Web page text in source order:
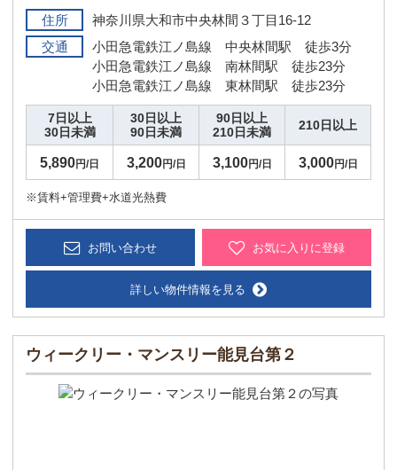
住所
神奈川県大和市中央林間３丁目16-12
交通
小田急電鉄江ノ島線 中央林間駅 徒歩3分
小田急電鉄江ノ島線 南林間駅 徒歩23分
小田急電鉄江ノ島線 東林間駅 徒歩23分
7日以上
30日未満
30日以上
90日未満
90日以上
210日未満
210日以上
5,890円/日 3,200円/日 3,100円/日 3,000円/日
※賃料+管理費+水道光熱費
お問い合わせ お気に入りに登録
詳しい物件情報を見る
ウィークリー・マンスリー能見台第２